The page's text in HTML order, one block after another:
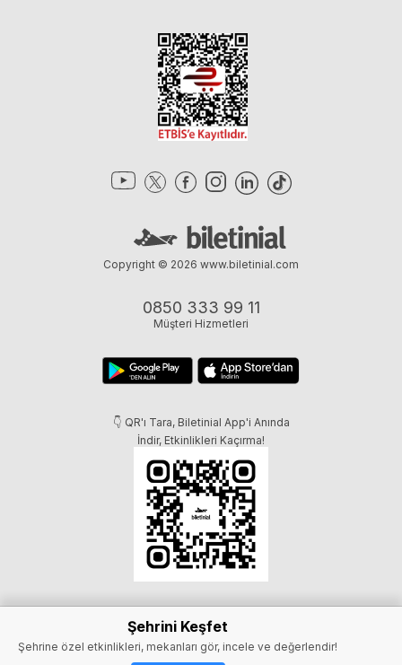
Şehrini Keşfet
Şehrine özel etkinlikleri, mekanları gör, incele ve değerlendir!
0850 333 99 11
Müşteri Hizmetleri
👇 QR'ı Tara, Biletinial App'i Anında
İndir, Etkinlikleri Kaçırma!
Copyright © 2026 www.biletinial.com